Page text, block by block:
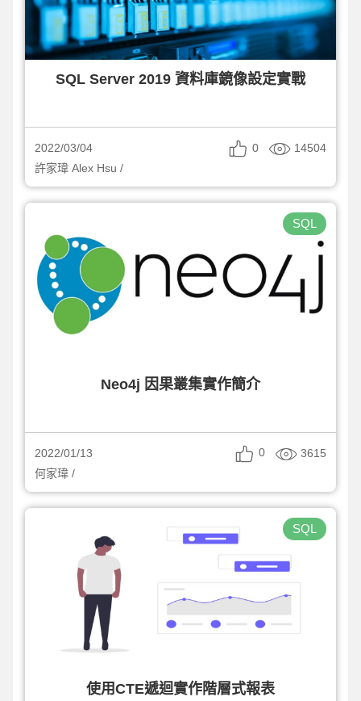
SQL Server 2019 資料庫鏡像設定實戰
2022/03/04 0
14504
許家瑋 Alex Hsu /
SQL
Neo4j 因果叢集實作簡介
2022/01/13 0
3615
何家瑋 /
SQL
使用CTE遞迴實作階層式報表